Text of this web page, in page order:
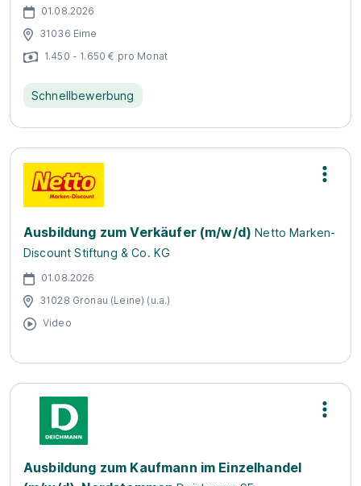
01.08.2026
31036 Eime
1.450 - 1.650 € pro Monat
Schnellbewerbung
Ausbildung zum Verkäufer (m/w/d) Netto Marken-
Discount Stiftung & Co. KG
01.08.2026
31028 Gronau (Leine) (u.a.)
Video
Ausbildung zum Kaufmann im Einzelhandel